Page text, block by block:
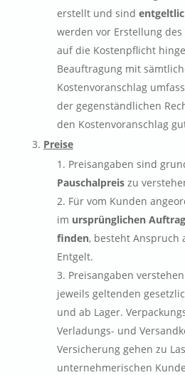
erstellt und sind
werden vor Erstellung des
auf die Kostenpflicht
Beauftragung mit
Kostenvoranschlag
der gegenständlichen
den Kostenvoranschlag
Preise
Preisangaben sind
Pauschalpreis zu
Für vom Kunden
im ursprünglichen
finden, besteht Anspruch
Entgelt.
Preisangaben
jeweils geltenden
und ab Lager.
Verladungs- und
Versicherung gehen zu
unternehmerischen